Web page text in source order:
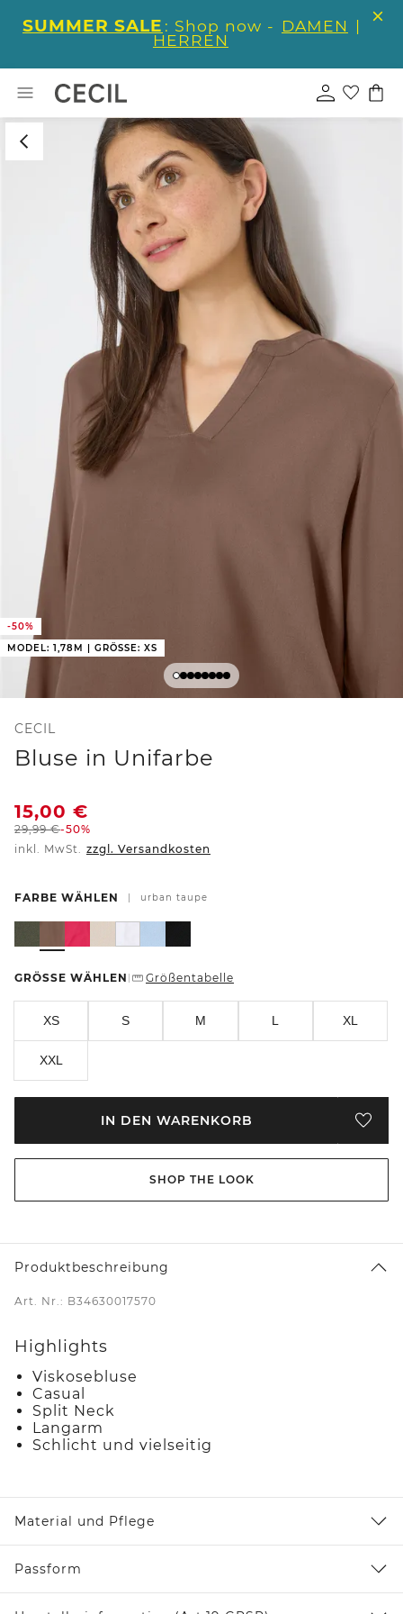
SUMMER SALE : Shop now - DAMEN |
HERREN
-50%
MODEL: 1,78M | GRÖSSE: XS
CECIL
Bluse in Unifarbe
15,00 €
29,99€-50%
inkl. MwSt. zzgl. Versandkosten
FARBE WÄHLEN urban taupe
GRÖSSE WÄHLEN Größentabelle
XS S M L XL
XXL
IN DEN WARENKORB
SHOP THE LOOK
Produktbeschreibung
Art. Nr.: B34630017570
Highlights
Viskosebluse
Casual
Split Neck
Langarm
Schlicht und vielseitig
Material und Pflege
Passform